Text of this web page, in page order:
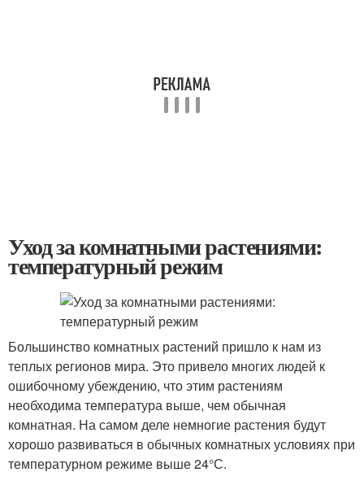
Уход за комнатными растениями:
температурный режим
Большинство комнатных растений пришло к нам из
теплых регионов мира. Это привело многих людей к
ошибочному убеждению, что этим растениям
необходима температура выше, чем обычная
комнатная. На самом деле немногие растения будут
хорошо развиваться в обычных комнатных условиях при
температурном режиме выше 24°С.